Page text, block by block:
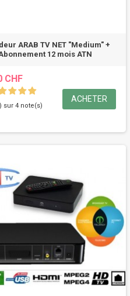
ARAB TV NET "Medium" +
12 mois ATN
CHF
sur 4 note(s)
ACHETER